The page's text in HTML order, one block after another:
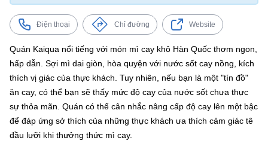
Điện thoại Chỉ đường Website
Quán Kaiqua nổi tiếng với món mì cay khô Hàn Quốc thơm ngon,
hấp dẫn. Sợi mì dai giòn, hòa quyện với nước sốt cay nồng, kích
thích vị giác của thực khách. Tuy nhiên, nếu bạn là một "tín đồ"
ăn cay, có thể bạn sẽ thấy mức độ cay của nước sốt chưa thực
sự thỏa mãn. Quán có thể cân nhắc nâng cấp độ cay lên một bậc
để đáp ứng sở thích của những thực khách ưa thích cảm giác tê
đầu lưỡi khi thưởng thức mì cay.